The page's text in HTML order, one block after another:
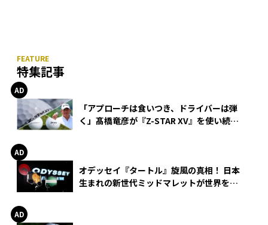
特集記事
「アプローチは食いつき、ドライバーは弾
く」髙橋竜彦が『Z-STAR XV』を使い続け
オデッセイ『タートル』旋風の真相！ 日本
生まれの新世代ミッドマレットが世界を席